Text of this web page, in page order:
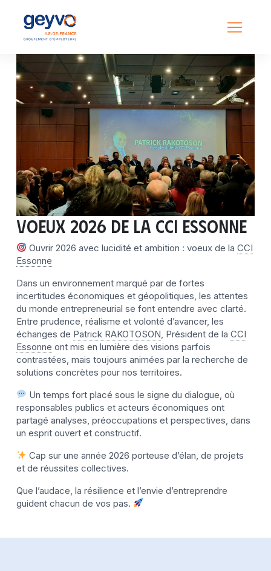
Voeux 2026 de la CCI Essonne
Ouvrir 2026 avec lucidité et ambition : voeux de laCCI
Essonne
Dans un environnement marqué par de fortes
incertitudes économiques et géopolitiques, les attentes
du monde entrepreneurial se font entendre avec clarté.
Entre prudence, réalisme et volonté d’avancer, les
échanges de Patrick RAKOTOSON , Président de la CCI
Essonne ont mis en lumière des visions parfois
contrastées, mais toujours animées par la recherche de
solutions concrètes pour nos territoires.
Un temps fort placé sous le signe du dialogue, où
responsables publics et acteurs économiques ont
partagé analyses, préoccupations et perspectives, dans
un esprit ouvert et constructif.
Cap sur une année 2026 porteuse d’élan, de projets
et de réussites collectives.
Que l’audace, la résilience et l’envie d’entreprendre
guident chacun de vos pas.